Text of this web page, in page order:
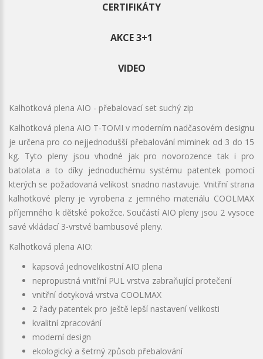
CERTIFIKÁTY
AKCE 3+1
VIDEO
Kalhotková plena AIO - přebalovací set suchý zip
Kalhotková plena AIO T-TOMI v moderním nadčasovém designu
je určena pro co nejjednodušší přebalování miminek od 3 do 15
kg. Tyto pleny jsou vhodné jak pro novorozence tak i pro
batolata a to díky jednoduchému systému patentek pomocí
kterých se požadovaná velikost snadno nastavuje. Vnitřní strana
kalhotkové pleny je vyrobena z jemného materiálu COOLMAX
příjemného k dětské pokožce. Součástí AIO pleny jsou 2 vysoce
savé vkládací 3-vrstvé bambusové pleny.
Kalhotková plena AIO:
kapsová jednovelikostní AIO plena
nepropustná vnitřní PUL vrstva zabraňující protečení
vnitřní dotyková vrstva COOLMAX
2 řady patentek pro ještě lepší nastavení velikosti
kvalitní zpracování
moderní design
ekologický a šetrný způsob přebalování